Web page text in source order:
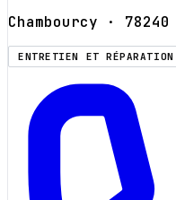
Chambourcy · 78240
ENTRETIEN ET RÉPARATION